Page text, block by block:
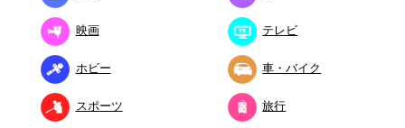
映画 テレビ
ホビー 車・バイク
スポーツ 旅行